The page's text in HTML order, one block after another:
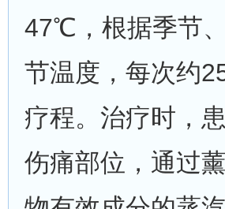
47℃，根据季节
节温度，每次约
疗程。治疗时，
伤痛部位，通过